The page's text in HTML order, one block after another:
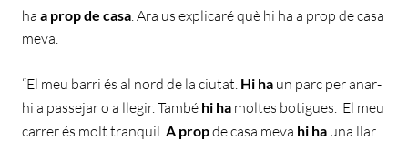
ha a prop de casa . Ara us explicaré què hi ha a prop de casa
meva.
“El meu barri és al nord de la ciutat. Hi ha un parc per anar-
hi a passejar o a llegir. També hi ha moltes botigues. El meu
carrer és molt tranquil. A propde casa meva hi ha una llar